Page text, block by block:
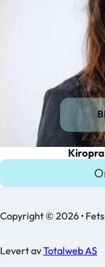
Copyright © 2026 •
Levert avTotalweb AS